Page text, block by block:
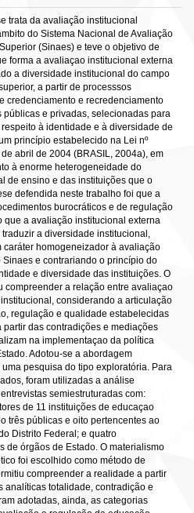
trata da avaliação institucional
do Sistema Nacional de Avaliação
(Sinaes) e teve o objetivo de
forma a avaliaçao institucional externa
a diversidade institucional do campo
a partir de processsos
credenciamento e recredenciamento
públicas e privadas, selecionadas para
à identidade e à diversidade de
princípio estabelecido na Lei nº
abril de 2004 (BRASIL, 2004a), em
à enorme heterogeneidade do
de ensino e das instituições que o
defendida neste trabalho foi que a
burocráticos e de regulação
que a avaliação institucional externa
a diversidade institucional,
caráter homogeneizador à avaliação
Sinaes e contrariando o princípio do
e diversidade das instituições. O
compreender a relação entre avaliaçao
considerando a articulação
regulação e qualidade estabelecidas
partir das contradições e mediações
na implementaçao da política
Adotou-se a abordagem
pesquisa do tipo exploratória. Para
foram utilizadas a análise
semiestruturadas com:
de 11 instituições de educaçao
três públicas e oito pertencentes ao
Distrito Federal; e quatro
de órgãos de Estado. O materialismo
foi escolhido como método de
compreender a realidade a partir
analíticas totalidade, contradição e
adotadas, ainda, as categorias